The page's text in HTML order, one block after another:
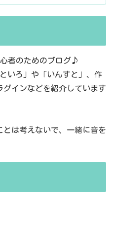
心者のためのブログ♪
いろ」や「いんすと」、作
インなどを紹介しています
は考えないで、一緒に音を